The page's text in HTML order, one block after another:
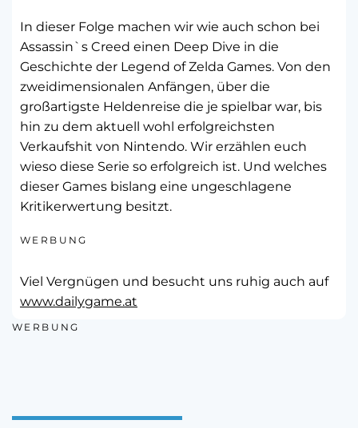
In dieser Folge machen wir wie auch schon bei
Assassin`s Creed einen Deep Dive in die
Geschichte der Legend of Zelda Games. Von den
zweidimensionalen Anfängen, über die
großartigste Heldenreise die je spielbar war, bis
hin zu dem aktuell wohl erfolgreichsten
Verkaufshit von Nintendo. Wir erzählen euch
wieso diese Serie so erfolgreich ist. Und welches
dieser Games bislang eine ungeschlagene
Kritikerwertung besitzt.
WERBUNG
Viel Vergnügen und besucht uns ruhig auch auf
www.dailygame.at
WERBUNG